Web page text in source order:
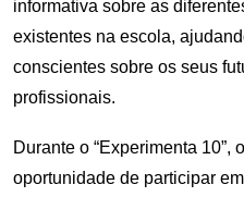
informativa sobre as
existentes na escola,
conscientes sobre os seus
profissionais.
Durante o “Experimenta 10”,
oportunidade de participar